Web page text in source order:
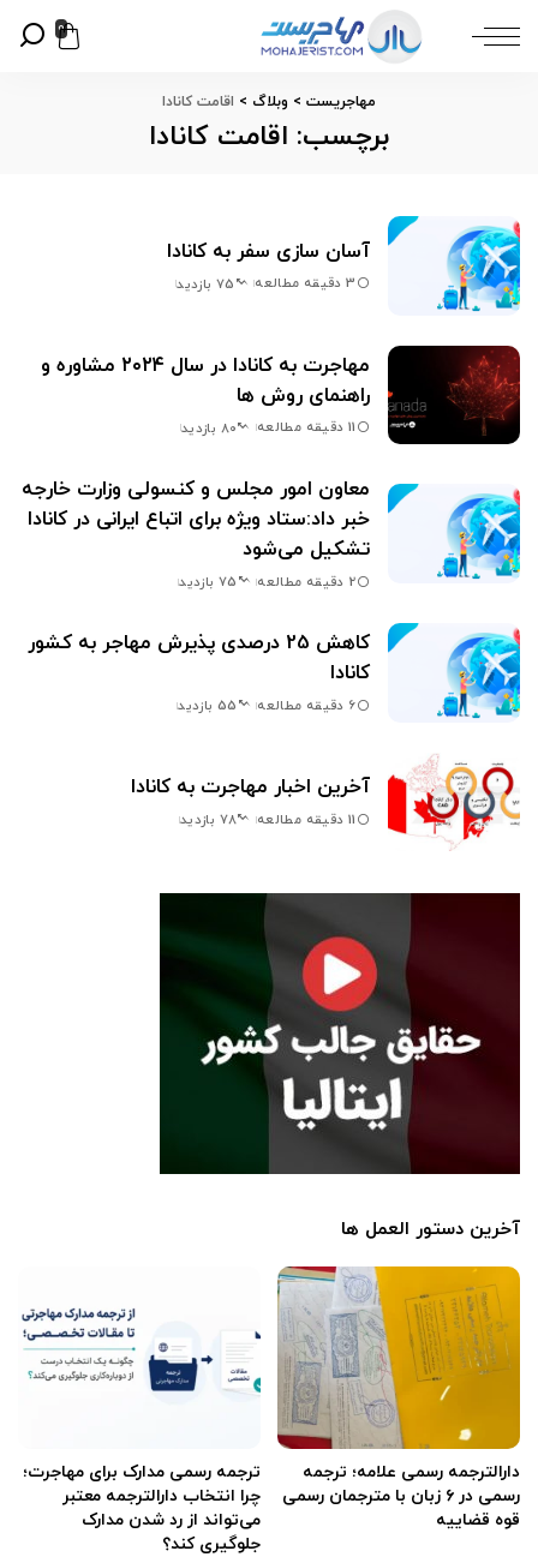
0
مهاجریست > وبلاگ > اقامت کانادا
برچسب: اقامت کانادا
آسان سازی سفر به کانادا
3 دقیقه مطالعه 75 بازدید
مهاجرت به کانادا در سال ۲۰۲۴ مشاوره و
راهنمای روش ها
11 دقیقه مطالعه 80 بازدید
معاون امور مجلس و کنسولی وزارت خارجه
خبر داد:ستاد ویژه برای اتباع ایرانی در کانادا
تشکیل می‌شود
2 دقیقه مطالعه 75 بازدید
کاهش 25 درصدی پذیرش مهاجر به کشور
کانادا
6 دقیقه مطالعه 55 بازدید
آخرین اخبار مهاجرت به کانادا
11 دقیقه مطالعه 78 بازدید
آخرین دستور العمل ها
دارالترجمه رسمی علامه؛ ترجمه
رسمی در ۶ زبان با مترجمان رسمی
قوه قضاییه
ترجمه رسمی مدارک برای مهاجرت؛
چرا انتخاب دارالترجمه معتبر
می‌تواند از رد شدن مدارک
جلوگیری کند؟